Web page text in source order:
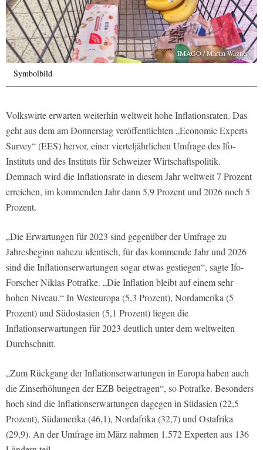
IMAGO / Martin Wagner
Symbolbild
Volkswirte erwarten weiterhin weltweit hohe Inflationsraten. Das
geht aus dem am Donnerstag veröffentlichten „Economic Experts
Survey“ (EES) hervor, einer vierteljährlichen Umfrage des Ifo-
Instituts und des Instituts für Schweizer Wirtschaftspolitik.
Demnach wird die Inflationsrate in diesem Jahr weltweit 7 Prozent
erreichen, im kommenden Jahr dann 5,9 Prozent und 2026 noch 5
Prozent.
„Die Erwartungen für 2023 sind gegenüber der Umfrage zu
Jahresbeginn nahezu identisch, für das kommende Jahr und 2026
sind die Inflationserwartungen sogar etwas gestiegen“, sagte Ifo-
Forscher Niklas Potrafke. „Die Inflation bleibt auf einem sehr
hohen Niveau.“ In Westeuropa (5,3 Prozent), Nordamerika (5
Prozent) und Südostasien (5,1 Prozent) liegen die
Inflationserwartungen für 2023 deutlich unter dem weltweiten
Durchschnitt.
„Zum Rückgang der Inflationserwartungen in Europa haben auch
die Zinserhöhungen der EZB beigetragen“, so Potrafke. Besonders
hoch sind die Inflationserwartungen dagegen in Südasien (22,5
Prozent), Südamerika (46,1), Nordafrika (32,7) und Ostafrika
(29,9). An der Umfrage im März nahmen 1.572 Experten aus 136